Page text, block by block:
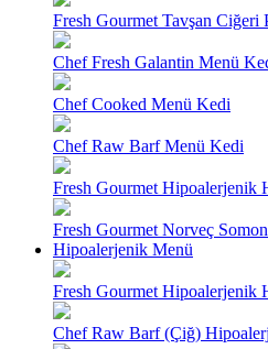
Fresh Gourmet Tavşan Ciğeri
Chef Fresh Galantin Menü
Chef Cooked Menü Kedi
Chef Raw Barf Menü Kedi
Fresh Gourmet Hipoalerjenik
Fresh Gourmet Norveç
Hipoalerjenik Menü
Fresh Gourmet Hipoalerjenik
Chef Raw Barf (Çiğ)